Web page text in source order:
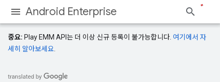
Android Enterprise
중요: Play EMM API는 더 이상 신규 등록이 불가능합니다. 여기에서 자
세히 알아보세요